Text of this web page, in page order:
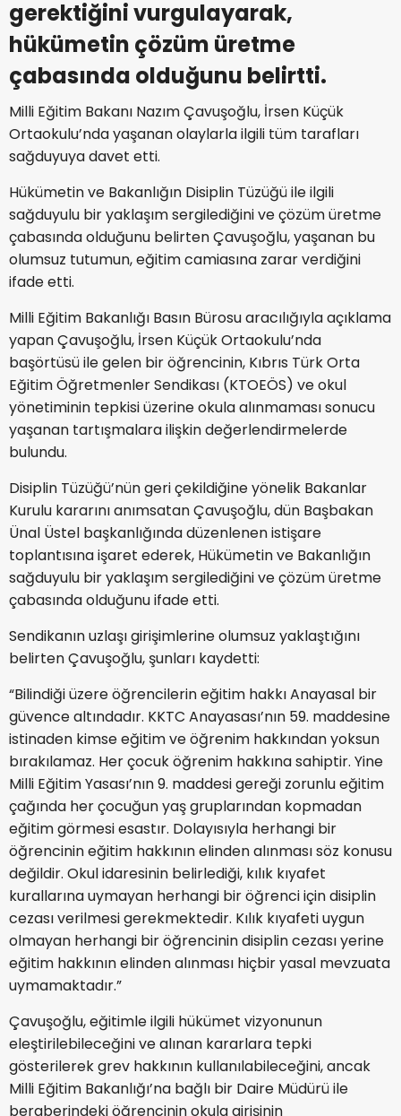
gerektiğini vurgulayarak,
hükümetin çözüm üretme
çabasında olduğunu belirtti.
Milli Eğitim Bakanı Nazım Çavuşoğlu, İrsen Küçük
Ortaokulu’nda yaşanan olaylarla ilgili tüm tarafları
sağduyuya davet etti.
Hükümetin ve Bakanlığın Disiplin Tüzüğü ile ilgili
sağduyulu bir yaklaşım sergilediğini ve çözüm üretme
çabasında olduğunu belirten Çavuşoğlu, yaşanan bu
olumsuz tutumun, eğitim camiasına zarar verdiğini
ifade etti.
Milli Eğitim Bakanlığı Basın Bürosu aracılığıyla açıklama
yapan Çavuşoğlu, İrsen Küçük Ortaokulu’nda
başörtüsü ile gelen bir öğrencinin, Kıbrıs Türk Orta
Eğitim Öğretmenler Sendikası (KTOEÖS) ve okul
yönetiminin tepkisi üzerine okula alınmaması sonucu
yaşanan tartışmalara ilişkin değerlendirmelerde
bulundu.
Disiplin Tüzüğü’nün geri çekildiğine yönelik Bakanlar
Kurulu kararını anımsatan Çavuşoğlu, dün Başbakan
Ünal Üstel başkanlığında düzenlenen istişare
toplantısına işaret ederek, Hükümetin ve Bakanlığın
sağduyulu bir yaklaşım sergilediğini ve çözüm üretme
çabasında olduğunu ifade etti.
Sendikanın uzlaşı girişimlerine olumsuz yaklaştığını
belirten Çavuşoğlu, şunları kaydetti:
“Bilindiği üzere öğrencilerin eğitim hakkı Anayasal bir
güvence altındadır. KKTC Anayasası’nın 59. maddesine
istinaden kimse eğitim ve öğrenim hakkından yoksun
bırakılamaz. Her çocuk öğrenim hakkına sahiptir. Yine
Milli Eğitim Yasası’nın 9. maddesi gereği zorunlu eğitim
çağında her çocuğun yaş gruplarından kopmadan
eğitim görmesi esastır. Dolayısıyla herhangi bir
öğrencinin eğitim hakkının elinden alınması söz konusu
değildir. Okul idaresinin belirlediği, kılık kıyafet
kurallarına uymayan herhangi bir öğrenci için disiplin
cezası verilmesi gerekmektedir. Kılık kıyafeti uygun
olmayan herhangi bir öğrencinin disiplin cezası yerine
eğitim hakkının elinden alınması hiçbir yasal mevzuata
uymamaktadır.”
Çavuşoğlu, eğitimle ilgili hükümet vizyonunun
eleştirilebileceğini ve alınan kararlara tepki
gösterilerek grev hakkının kullanılabileceğini, ancak
Milli Eğitim Bakanlığı’na bağlı bir Daire Müdürü ile
beraberindeki öğrencinin okula girişinin